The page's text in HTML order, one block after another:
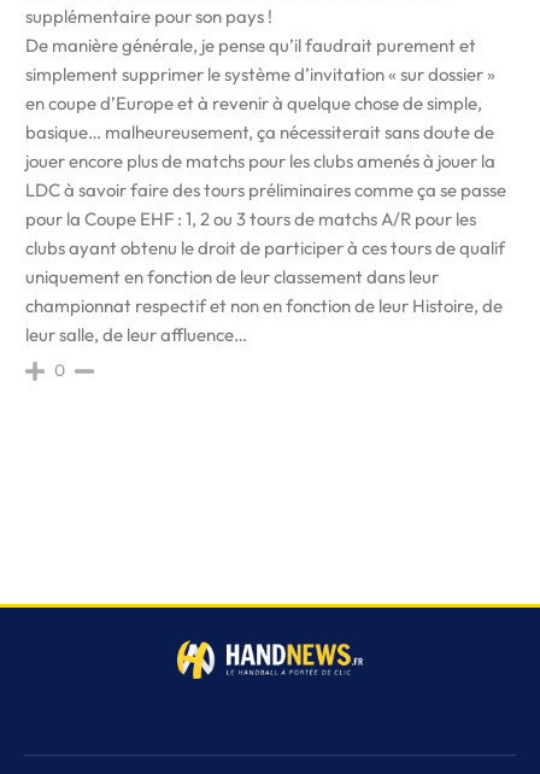
supplémentaire pour son pays !
De manière générale, je pense qu’il faudrait purement et
simplement supprimer le système d’invitation « sur dossier »
en coupe d’Europe et à revenir à quelque chose de simple,
basique… malheureusement, ça nécessiterait sans doute de
jouer encore plus de matchs pour les clubs amenés à jouer la
LDC à savoir faire des tours préliminaires comme ça se passe
pour la Coupe EHF : 1, 2 ou 3 tours de matchs A/R pour les
clubs ayant obtenu le droit de participer à ces tours de qualif
uniquement en fonction de leur classement dans leur
championnat respectif et non en fonction de leur Histoire, de
leur salle, de leur affluence…
0